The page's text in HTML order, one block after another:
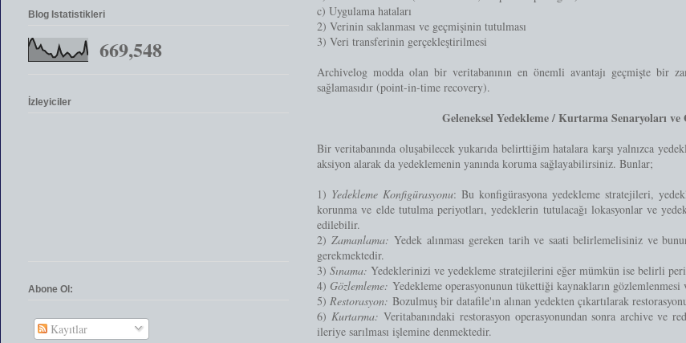
c) Uygulama hataları
2) Verinin saklanması ve geçmişinin tutulması
3) Veri transferinin gerçekleştirilmesi
Archivelog modda olan bir veritabanının en önemli avantajı geçmişte bir
sağlamasıdır (point-in-time recovery).
Geleneksel Yedekleme / Kurtarma Senaryoları
Bir veritabanında oluşabilecek yukarıda belirttiğim hatalara karşı yalnızca
aksiyon alarak da yedeklemenin yanında koruma sağlayabilirsiniz. Bunlar;
1) Yedekleme Konfigürasyonu: Bu konfigürasyona yedekleme stratejileri,
korunma ve elde tutulma periyotları, yedeklerin tutulacağı lokasyonlar ve
edilebilir.
2) Zamanlama: Yedek alınması gereken tarih ve saati belirlemelisiniz ve
gerekmektedir.
3) Sınama: Yedeklerinizi ve yedekleme stratejilerini eğer mümkün ise belirli
4) Gözlemleme: Yedekleme operasyonunun tükettiği kaynakların
5) Restorasyon: Bozulmuş bir datafile'ın alınan yedekten çıkartılarak
6) Kurtarma: Veritabanındaki restorasyon operasyonundan sonra archive ve
ileriye sarılması işlemine denmektedir.
Blog Istatistikleri
669,548
İzleyiciler
Abone Ol:
Kayıtlar